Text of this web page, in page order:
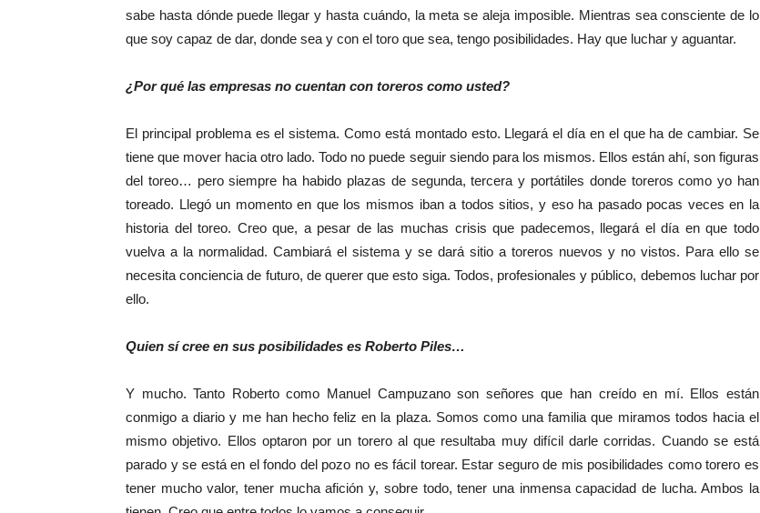
sabe hasta dónde puede llegar y hasta cuándo, la meta se aleja imposible. Mientras sea consciente de lo
que soy capaz de dar, donde sea y con el toro que sea, tengo posibilidades. Hay que luchar y aguantar.
¿Por qué las empresas no cuentan con toreros como usted?
El principal problema es el sistema. Como está montado esto. Llegará el día en el que ha de cambiar. Se
tiene que mover hacia otro lado. Todo no puede seguir siendo para los mismos. Ellos están ahí, son figuras
del toreo… pero siempre ha habido plazas de segunda, tercera y portátiles donde toreros como yo han
toreado. Llegó un momento en que los mismos iban a todos sitios, y eso ha pasado pocas veces en la
historia del toreo. Creo que, a pesar de las muchas crisis que padecemos, llegará el día en que todo
vuelva a la normalidad. Cambiará el sistema y se dará sitio a toreros nuevos y no vistos. Para ello se
necesita conciencia de futuro, de querer que esto siga. Todos, profesionales y público, debemos luchar por
ello.
Quien sí cree en sus posibilidades es Roberto Piles…
Y mucho. Tanto Roberto como Manuel Campuzano son señores que han creído en mí. Ellos están
conmigo a diario y me han hecho feliz en la plaza. Somos como una familia que miramos todos hacia el
mismo objetivo. Ellos optaron por un torero al que resultaba muy difícil darle corridas. Cuando se está
parado y se está en el fondo del pozo no es fácil torear. Estar seguro de mis posibilidades como torero es
tener mucho valor, tener mucha afición y, sobre todo, tener una inmensa capacidad de lucha. Ambos la